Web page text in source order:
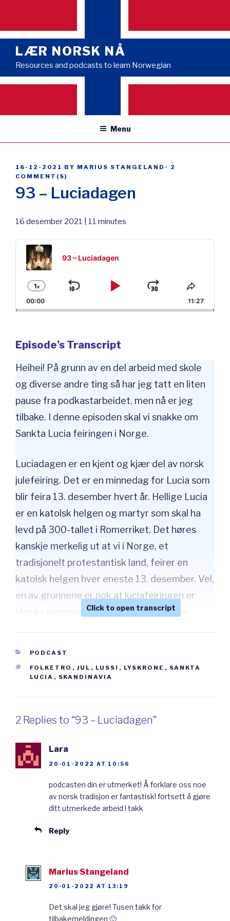
content
LÆR NORSK NÅ
Resources and podcasts to learn Norwegian
Menu
POSTED
ON
16-12-2021 BY MARIUS STANGELAND - 2
COMMENT(S)
93 – Luciadagen
16 desember 2021 | 11 minutes
Audio
Player
93 – Luciadagen
Change
Playback
Rate
1x
Skip
Backward
Play
Pause
Jump
Forward
Share
This
00:00 11:27
Episode’s Transcript
Heihei! På grunn av en del arbeid med skole
og diverse andre ting så har jeg tatt en liten
pause fra podkastarbeidet, men nå er jeg
tilbake. I denne episoden skal vi snakke om
Sankta Lucia feiringen i Norge.
Luciadagen er en kjent og kjær del av norsk
julefeiring. Det er en minnedag for Lucia som
blir feira 13. desember hvert år. Hellige Lucia
er en katolsk helgen og martyr som skal ha
levd på 300-tallet i Romerriket. Det høres
kanskje merkelig ut at vi i Norge, et
tradisjonelt protestantisk land, feirer en
katolsk helgen hver eneste 13. desember. Vel,
en av grunnene er nok at luciafeiringen er
blanda sammen med den gamle norrøne
blanda sammen med andre element som den
tyske Christkindchen, en hvitkledd jente med
papirkrone og brennende lys på hodet.
middelalderske stjernespillene og
stjernegutteopptogene.
på ganske mange skikker, men de viktigste er
den katolske helgenen St. Lucia og den
tillegg skal vi se på hvordan vi feirer
Luciadagen i Norge og Skandinavia i dag. Den
moderne norske luciafeiringa er i stor grad
CATEGORIES
PODCAST
TAGS
FOLKETRO , JUL , LUSSI , LYSKRONE , SANKTA
LUCIA , SKANDINAVIA
2 Replies to “93 – Luciadagen”
Lara
20-01-2022 AT 10:56
podcasten din er utmerket! Å forklare oss noe
av norsk tradisjon er fantastisk! fortsett å gjøre
ditt utmerkede arbeid ! takk
Reply
Marius Stangeland
20-01-2022 AT 13:19
Det skal jeg gjøre! Tusen takk for
tilbakemeldingen 🙂